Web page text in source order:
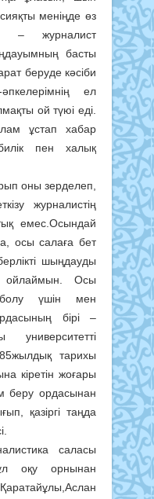
меніңде өз
– журналист
басты
беруде кәсіби
ел
ой түюі еді.
ұстап хабар
пен халық
оны зерделеп,
журналистің
емес.Осындай
осы салаға бет
шыңдауды
ойлаймын. Осы
үшін мен
бірі –
тарихы
кіретін жоғары
беру ордасынан
қазіргі таңда
саласы
оқу орнынан